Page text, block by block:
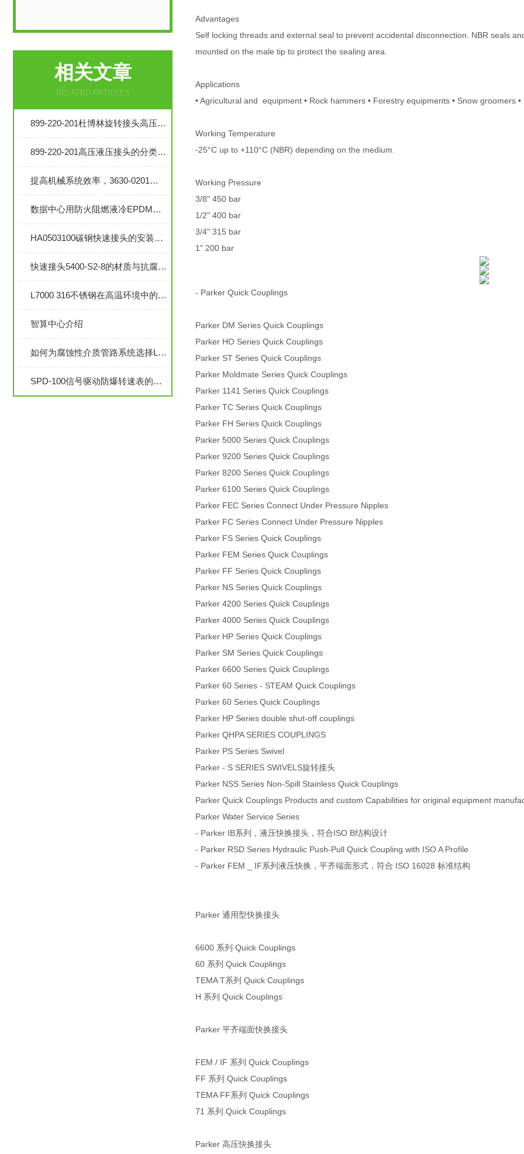
相关文章
RELATED ARTICLES
899-220-201杜博林旋转接头高压液压接头的安装、调试与维护技巧
899-220-201高压液压接头的分类和注意事项
提高机械系统效率，3630-0201旋转接头的优势分析
数据中心用防火阻燃液冷EPDM橡胶软管-UL94 V0认证
HA0503100碳钢快速接头的安装与维护指南
快速接头5400-S2-8的材质与抗腐蚀性探讨
L7000 316不锈钢在高温环境中的应用与性能分析
智算中心介绍
如何为腐蚀性介质管路系统选择L7000 316不锈钢部件？
SPD-100信号驱动防爆转速表的安装与调试步骤详解
Advantages
Self locking threads and external seal to prevent accidental disconnection. NBR seals
mounted on the male tip to protect the sealing area.
Applications
• Agricultural and equipment • Rock hammers • Forestry equipments • Snow groomers
Working Temperature
-25°C up to +110°C (NBR) depending on the medium.
Working Pressure
3/8" 450 bar
1/2" 400 bar
3/4" 315 bar
1" 200 bar
- Parker Quick Couplings
Parker DM Series Quick Couplings
Parker HO Series Quick Couplings
Parker ST Series Quick Couplings
Parker Moldmate Series Quick Couplings
Parker 1141 Series Quick Couplings
Parker TC Series Quick Couplings
Parker FH Series Quick Couplings
Parker 5000 Series Quick Couplings
Parker 9200 Series Quick Couplings
Parker 8200 Series Quick Couplings
Parker 6100 Series Quick Couplings
Parker FEC Series Connect Under Pressure Nipples
Parker FC Series Connect Under Pressure Nipples
Parker FS Series Quick Couplings
Parker FEM Series Quick Couplings
Parker FF Series Quick Couplings
Parker NS Series Quick Couplings
Parker 4200 Series Quick Couplings
Parker 4000 Series Quick Couplings
Parker HP Series Quick Couplings
Parker SM Series Quick Couplings
Parker 6600 Series Quick Couplings
Parker 60 Series - STEAM Quick Couplings
Parker 60 Series Quick Couplings
Parker HP Series double shut-off couplings
Parker QHPA SERIES COUPLINGS
Parker PS Series Swivel
Parker - S SERIES SWIVELS旋转接头
Parker NSS Series Non-Spill Stainless Quick Couplings
Parker Quick Couplings Products and custom Capabilities for original equipment
Parker Water Service Series
- Parker IB系列，液压快换接头，符合ISO B结构设计
- Parker RSD Series Hydraulic Push-Pull Quick Coupling with ISO A Profile
- Parker FEM _ IF系列液压快换，平齐端面形式，符合 ISO 16028 标准结构
Parker 通用型快换接头
6600 系列 Quick Couplings
60 系列 Quick Couplings
TEMA T系列 Quick Couplings
H 系列 Quick Couplings
Parker 平齐端面快换接头
FEM / IF 系列 Quick Couplings
FF 系列 Quick Couplings
TEMA FF系列 Quick Couplings
71 系列 Quick Couplings
Parker 高压快换接头